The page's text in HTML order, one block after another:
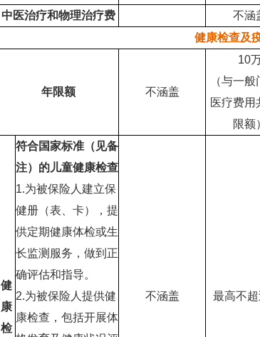
中医治疗和物理治疗费 不涵
健康检查及
年限额 不涵盖
10
（与一
医疗费用
限额
健
康
检
符合国家标准（见备
注）的儿童健康检查
1.为被保险人建立保
健册（表、卡），提
供定期健康体检或生
长监测服务，做到正
确评估和指导。
2.为被保险人提供健
康检查，包括开展体
不涵盖 最高不